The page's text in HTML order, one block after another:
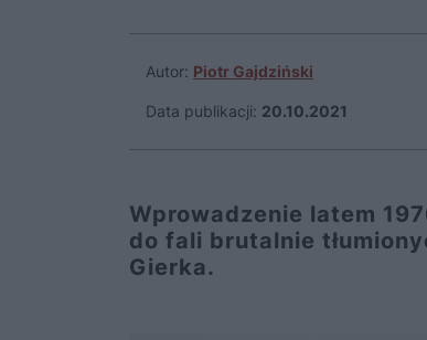
Autor: Piotr Gajdziński
Data publikacji: 20.10.2021
Wprowadzenie latem
do fali brutalnie
Gierka.